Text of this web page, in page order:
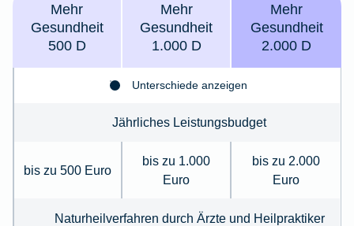
Mehr
Gesund­­heit
500 D
Mehr
Gesund­heit
1.000 D
Mehr
Gesund­heit
2.000 D
Unterschiede anzeigen
Jährliches Leistungsbudget
bis zu 500 Euro
bis zu 1.000
Euro
bis zu 2.000
Euro
Naturheilverfahren durch Ärzte und Heilpraktiker